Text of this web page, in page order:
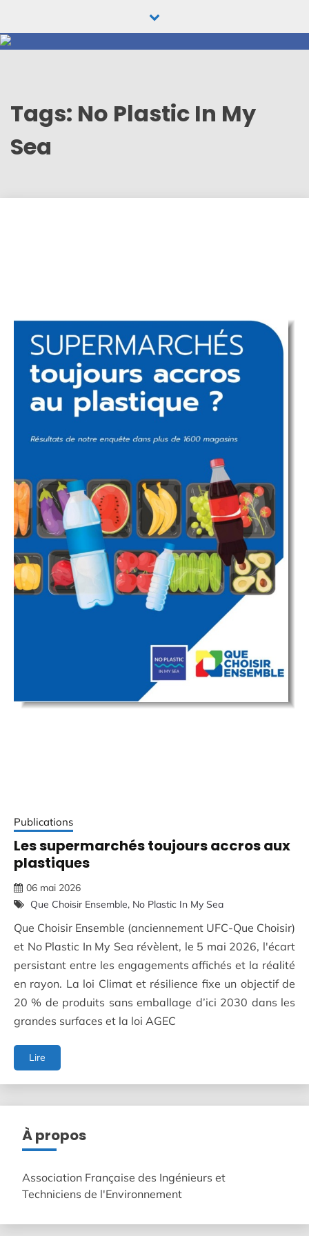
content
Tags: No Plastic In My
Sea
Publications
Les supermarchés toujours accros aux
plastiques
06 mai 2026
Que Choisir Ensemble No Plastic In My Sea
Que Choisir Ensemble (anciennement UFC-Que Choisir)
et No Plastic In My Sea révèlent, le 5 mai 2026, l'écart
persistant entre les engagements affichés et la réalité
en rayon. La loi Climat et résilience fixe un objectif de
20 % de produits sans emballage d’ici 2030 dans les
grandes surfaces et la loi AGEC
Lire
supermarchés
toujours
À propos
Association Française des Ingénieurs et
Techniciens de l'Environnement